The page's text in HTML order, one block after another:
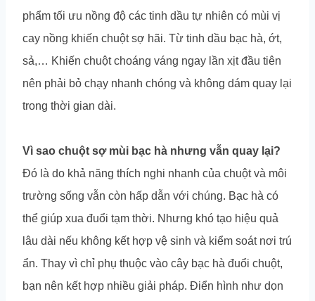
phẩm tối ưu nồng độ các tinh dầu tự nhiên có mùi vị
cay nồng khiến chuột sợ hãi. Từ tinh dầu bạc hà, ớt,
sả,… Khiến chuột choáng váng ngay lần xịt đầu tiên
nên phải bỏ chạy nhanh chóng và không dám quay lại
trong thời gian dài.
Vì sao chuột sợ mùi bạc hà nhưng vẫn quay lại?
Đó là do khả năng thích nghi nhanh của chuột và môi
trường sống vẫn còn hấp dẫn với chúng. Bạc hà có
thể giúp xua đuổi tạm thời. Nhưng khó tạo hiệu quả
lâu dài nếu không kết hợp vệ sinh và kiểm soát nơi trú
ẩn. Thay vì chỉ phụ thuộc vào cây bạc hà đuổi chuột,
bạn nên kết hợp nhiều giải pháp. Điển hình như dọn